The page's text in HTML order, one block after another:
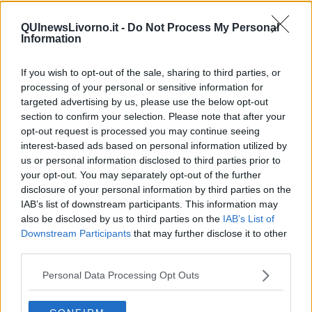
QUInewsLivorno.it - Do Not Process My Personal
Information
If you wish to opt-out of the sale, sharing to third parties, or
processing of your personal or sensitive information for
targeted advertising by us, please use the below opt-out
section to confirm your selection. Please note that after your
opt-out request is processed you may continue seeing
interest-based ads based on personal information utilized by
us or personal information disclosed to third parties prior to
your opt-out. You may separately opt-out of the further
disclosure of your personal information by third parties on the
IAB’s list of downstream participants. This information may
also be disclosed by us to third parties on the IAB’s List of
Downstream Participants that may further disclose it to other
Personal Data Processing Opt Outs
Armiamoci e... avviatevi
Da Capodanno a Carnevale
Sor-riso amaro
Fine anno al ristorante
La festa di Capodanno
Natale 2024
Re e regnanti
A noi interessa il dito non la luna
Come rubare allo stato e vivere felici
Una performance
Il compagno
​Io (allo specchio)
Tramonto
Passato, presente, futuro
La virtù del non fare
Leggendo l'Eneide
​(In)sicurezza stradale
Il decalogo del politico